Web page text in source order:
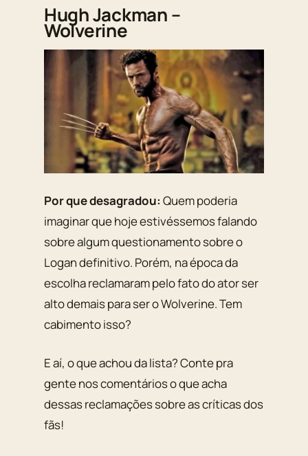
Hugh Jackman –
Wolverine
Por que desagradou: Quem poderia
imaginar que hoje estivéssemos falando
sobre algum questionamento sobre o
Logan definitivo. Porém, na época da
escolha reclamaram pelo fato do ator ser
alto demais para ser o Wolverine. Tem
cabimento isso?
E aí, o que achou da lista? Conte pra
gente nos comentários o que acha
dessas reclamações sobre as críticas dos
fãs!